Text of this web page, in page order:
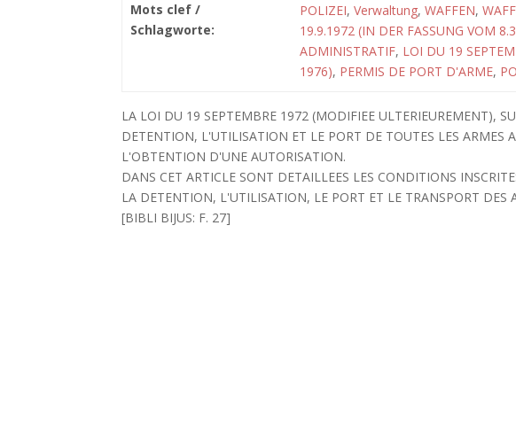
Mots clef /
Schlagworte:
POLIZEI, Verwaltung, WAFFEN,
19.9.1972 (IN DER FASSUNG VOM
ADMINISTRATIF, LOI DU 19
1976), PERMIS DE PORT D'ARME,
LA LOI DU 19 SEPTEMBRE 1972 (MODIFIEE ULTERIEUREMENT),
DETENTION, L'UTILISATION ET LE PORT DE TOUTES LES ARMES
L'OBTENTION D'UNE AUTORISATION.
DANS CET ARTICLE SONT DETAILLEES LES CONDITIONS
LA DETENTION, L'UTILISATION, LE PORT ET LE TRANSPORT DES
[BIBLI BIJUS: F. 27]